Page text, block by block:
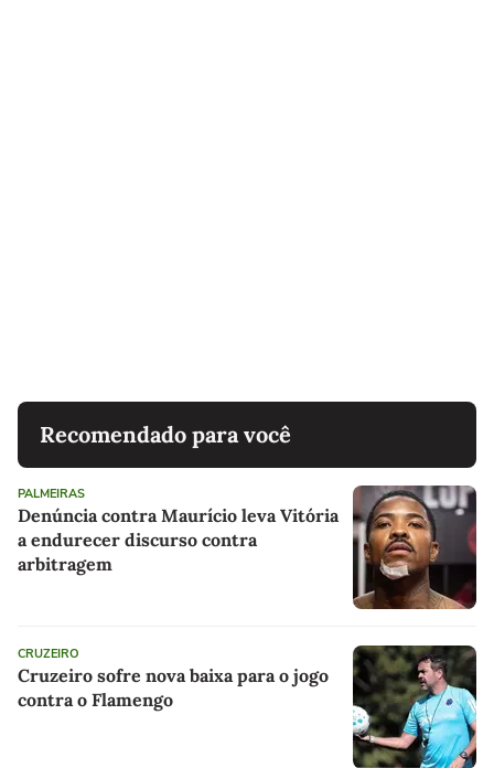
Recomendado para você
PALMEIRAS
Denúncia contra Maurício leva Vitória
a endurecer discurso contra
arbitragem
CRUZEIRO
Cruzeiro sofre nova baixa para o jogo
contra o Flamengo